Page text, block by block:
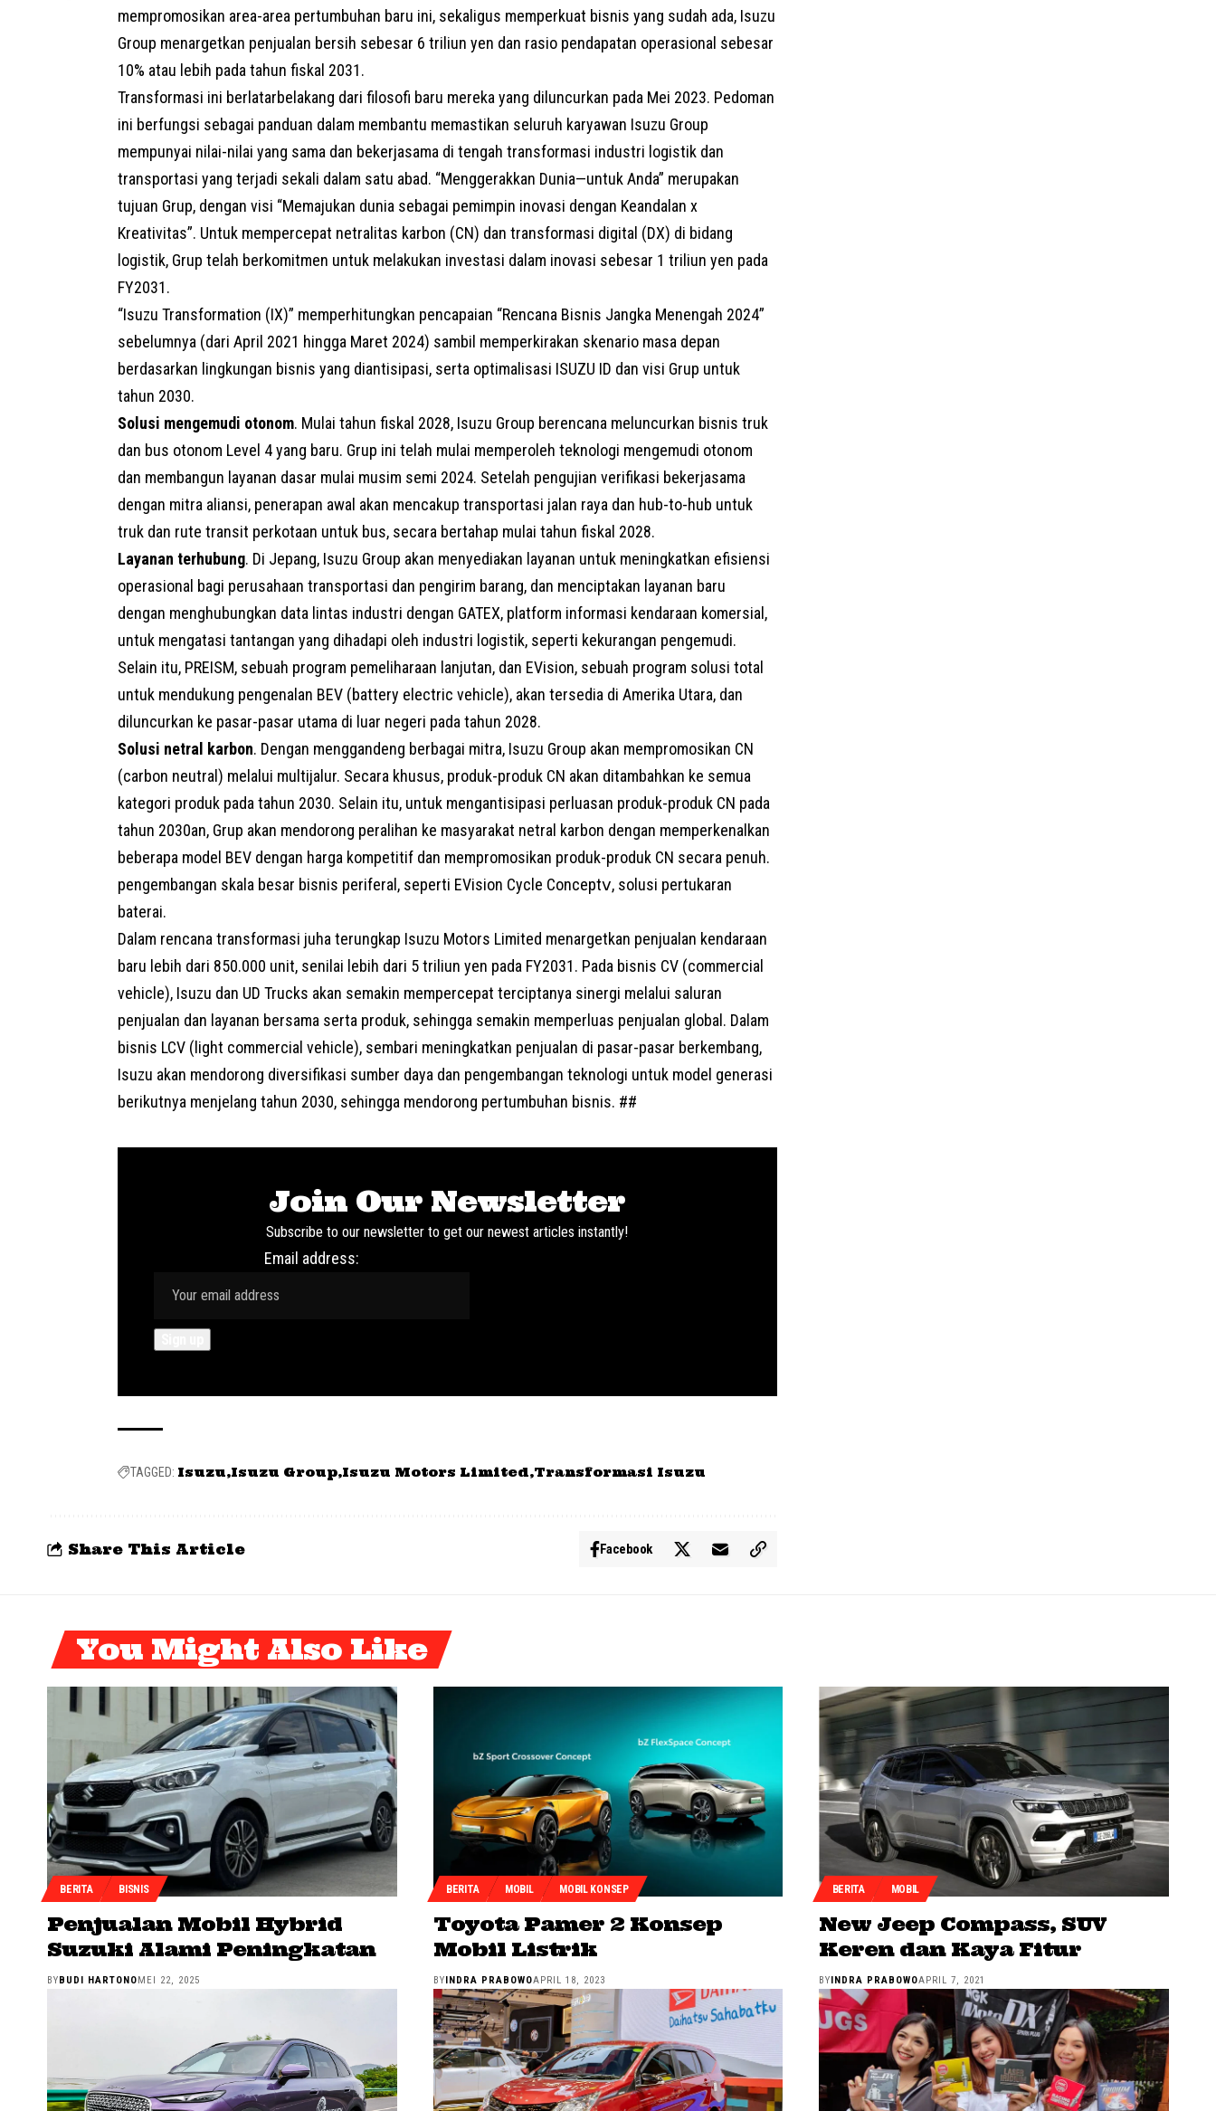
mempromosikan area-area pertumbuhan baru ini, sekaligus memperkuat bisnis yang sudah ada, Isuzu
Group menargetkan penjualan bersih sebesar 6 triliun yen dan rasio pendapatan operasional sebesar
10% atau lebih pada tahun fiskal 2031.
Transformasi ini berlatarbelakang dari filosofi baru mereka yang diluncurkan pada Mei 2023. Pedoman
ini berfungsi sebagai panduan dalam membantu memastikan seluruh karyawan Isuzu Group
mempunyai nilai-nilai yang sama dan bekerjasama di tengah transformasi industri logistik dan
transportasi yang terjadi sekali dalam satu abad. “Menggerakkan Dunia—untuk Anda” merupakan
tujuan Grup, dengan visi “Memajukan dunia sebagai pemimpin inovasi dengan Keandalan x
Kreativitas”. Untuk mempercepat netralitas karbon (CN) dan transformasi digital (DX) di bidang
logistik, Grup telah berkomitmen untuk melakukan investasi dalam inovasi sebesar 1 triliun yen pada
FY2031.
“Isuzu Transformation (IX)” memperhitungkan pencapaian “Rencana Bisnis Jangka Menengah 2024”
sebelumnya (dari April 2021 hingga Maret 2024) sambil memperkirakan skenario masa depan
berdasarkan lingkungan bisnis yang diantisipasi, serta optimalisasi ISUZU ID dan visi Grup untuk
tahun 2030.
Solusi mengemudi otonom. Mulai tahun fiskal 2028, Isuzu Group berencana meluncurkan bisnis truk
dan bus otonom Level 4 yang baru. Grup ini telah mulai memperoleh teknologi mengemudi otonom
dan membangun layanan dasar mulai musim semi 2024. Setelah pengujian verifikasi bekerjasama
dengan mitra aliansi, penerapan awal akan mencakup transportasi jalan raya dan hub-to-hub untuk
truk dan rute transit perkotaan untuk bus, secara bertahap mulai tahun fiskal 2028.
Layanan terhubung. Di Jepang, Isuzu Group akan menyediakan layanan untuk meningkatkan efisiensi
operasional bagi perusahaan transportasi dan pengirim barang, dan menciptakan layanan baru
dengan menghubungkan data lintas industri dengan GATEX, platform informasi kendaraan komersial,
untuk mengatasi tantangan yang dihadapi oleh industri logistik, seperti kekurangan pengemudi.
Selain itu, PREISM, sebuah program pemeliharaan lanjutan, dan EVision, sebuah program solusi total
untuk mendukung pengenalan BEV (battery electric vehicle), akan tersedia di Amerika Utara, dan
diluncurkan ke pasar-pasar utama di luar negeri pada tahun 2028.
Solusi netral karbon. Dengan menggandeng berbagai mitra, Isuzu Group akan mempromosikan CN
(carbon neutral) melalui multijalur. Secara khusus, produk-produk CN akan ditambahkan ke semua
kategori produk pada tahun 2030. Selain itu, untuk mengantisipasi perluasan produk-produk CN pada
tahun 2030an, Grup akan mendorong peralihan ke masyarakat netral karbon dengan memperkenalkan
beberapa model BEV dengan harga kompetitif dan mempromosikan produk-produk CN secara penuh.
pengembangan skala besar bisnis periferal, seperti EVision Cycle Conceptⅴ, solusi pertukaran
baterai.
Dalam rencana transformasi juha terungkap Isuzu Motors Limited menargetkan penjualan kendaraan
baru lebih dari 850.000 unit, senilai lebih dari 5 triliun yen pada FY2031. Pada bisnis CV (commercial
vehicle), Isuzu dan UD Trucks akan semakin mempercepat terciptanya sinergi melalui saluran
penjualan dan layanan bersama serta produk, sehingga semakin memperluas penjualan global. Dalam
bisnis LCV (light commercial vehicle), sembari meningkatkan penjualan di pasar-pasar berkembang,
Isuzu akan mendorong diversifikasi sumber daya dan pengembangan teknologi untuk model generasi
berikutnya menjelang tahun 2030, sehingga mendorong pertumbuhan bisnis. ##
Join Our Newsletter
Subscribe to our newsletter to get our newest articles instantly!
Email address:
TAGGED: Isuzu Isuzu Group Isuzu Motors Limited Transformasi Isuzu
Share This Article Facebook
You Might Also Like
BERITA BISNIS
Penjualan Mobil Hybrid
Suzuki Alami Peningkatan
BY BUDI HARTONO MEI 22, 2025
BERITA MOBIL MOBIL KONSEP
Toyota Pamer 2 Konsep
Mobil Listrik
BY INDRA PRABOWOAPRIL 18, 2023
BERITA MOBIL
New Jeep Compass, SUV
Keren dan Kaya Fitur
BY INDRA PRABOWOAPRIL 7, 2021